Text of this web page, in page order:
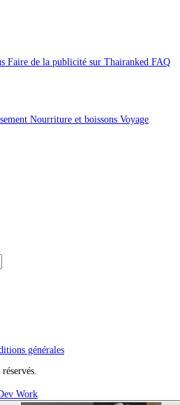
Faire de la publicité sur Thairanked FAQ
Nourriture et boissons Voyage
générales
Work